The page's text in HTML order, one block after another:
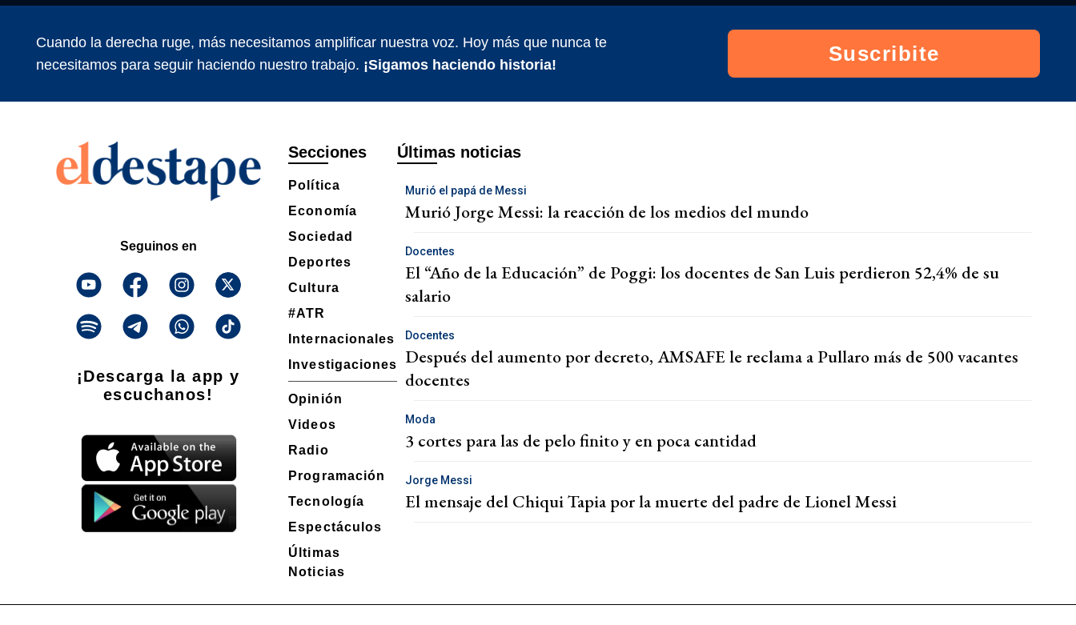
💢 LA PATRIA NO SE VENDIÓ: LA PEOR
SEMANA DE STURZENEGGER | FIN. con
Gera Delelisi EN VIVO
Cuando la derecha ruge, más necesitamos amplificar nuestra voz. Hoy más que nunca te
necesitamos para seguir haciendo nuestro trabajo. ¡Sigamos haciendo historia! Suscribite
Seguinos en
¡Descarga la app y
escuchanos!
Secciones
Política
Economía
Sociedad
Deportes
Cultura
#ATR
Internacionales
Investigaciones
Opinión
Videos
Radio
Programación
Tecnología
Espectáculos
Últimas
Noticias
Últimas noticias
Murió el papá de Messi
Murió Jorge Messi: la reacción de los medios del mundo
Docentes
El “Año de la Educación” de Poggi: los docentes de San Luis perdieron 52,4% de su
salario
Docentes
Después del aumento por decreto, AMSAFE le reclama a Pullaro más de 500 vacantes
docentes
Moda
3 cortes para las de pelo finito y en poca cantidad
Jorge Messi
El mensaje del Chiqui Tapia por la muerte del padre de Lionel Messi